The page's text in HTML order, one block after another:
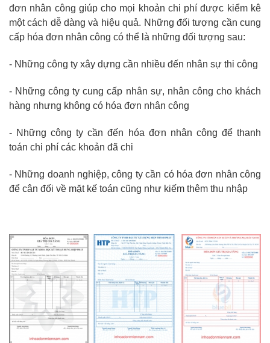
đơn nhân công giúp cho mọi khoản chi phí được kiểm kê
một cách dễ dàng và hiệu quả. Những đối tượng cần cung
cấp hóa đơn nhân công có thể là những đối tượng sau:
- Những công ty xây dựng cần nhiều đến nhân sự thi công
- Những công ty cung cấp nhân sự, nhân công cho khách
hàng nhưng không có hóa đơn nhân công
- Những công ty cần đến hóa đơn nhân công để thanh
toán chi phí các khoản đã chi
- Những doanh nghiệp, công ty cần có hóa đơn nhân công
để cân đối về mặt kế toán cũng như kiếm thêm thu nhập